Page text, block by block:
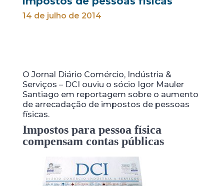
14 de julho de 2014
O Jornal Diário Comércio, Indústria &
Serviços – DCI ouviu o sócio Igor Mauler
Santiago em reportagem sobre o aumento
de arrecadação de impostos de pessoas
físicas.
Impostos para pessoa física
compensam contas públicas